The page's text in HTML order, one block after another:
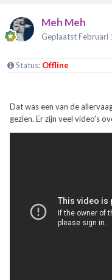
Meh Meh
GeplaatstFebruari
Status: Offline
Dat was een van de
gezien. Er zijn veel video's